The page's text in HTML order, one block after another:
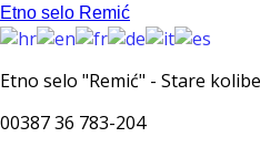
Etno selo Remić
Etno selo "Remić" - Stare
00387 36 783-204